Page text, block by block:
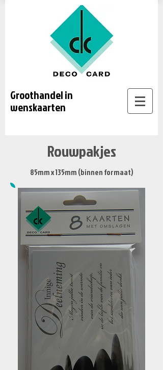
Groothandel in
wenskaarten
Rouwpakjes
85mm x 135mm (binnen formaat)